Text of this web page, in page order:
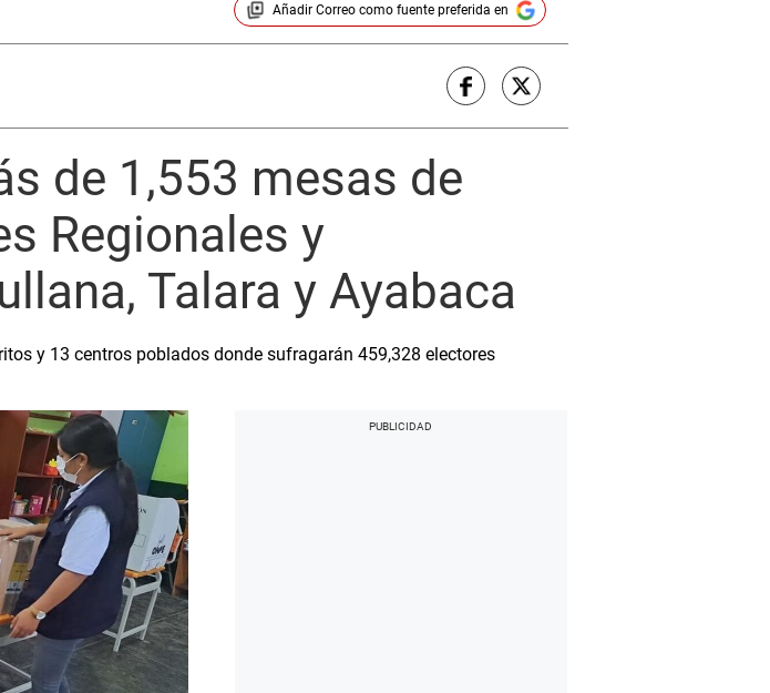
Añadir Correocomo fuente preferida en
de 1,553 mesas de
Regionales y
Talara y Ayabaca
y 13 centros poblados donde sufragarán 459,328 electores